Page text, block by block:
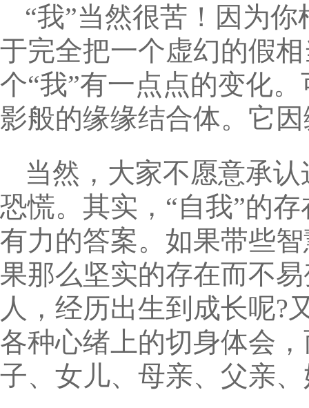
“我”当然很苦！因为
于完全把一个虚幻的假
个“我”有一点点的变化
影般的缘缘结合体。它
当然，大家不愿意承
恐慌。其实，“自我”的
有力的答案。如果带些
果那么坚实的存在而不
人，经历出生到成长呢?
各种心绪上的切身体会
子、女儿、母亲、父亲